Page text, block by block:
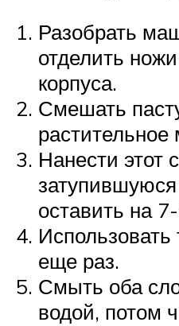
Разобрать
отделить
корпуса.
Смешать
растительное
Нанести этот
оставить на
Использовать
еще раз.
Смыть оба
водой, потом